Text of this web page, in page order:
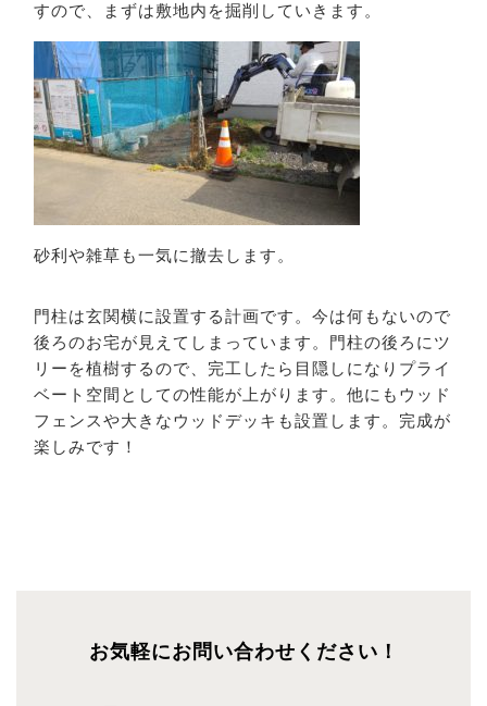
すので、まずは敷地内を掘削していきます。
砂利や雑草も一気に撤去します。
門柱は玄関横に設置する計画です。今は何もないので
後ろのお宅が見えてしまっています。門柱の後ろにツ
リーを植樹するので、完工したら目隠しになりプライ
ベート空間としての性能が上がります。他にもウッド
フェンスや大きなウッドデッキも設置します。完成が
楽しみです！
お気軽にお問い合わせください！